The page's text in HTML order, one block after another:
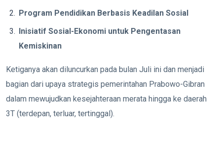
Program Pendidikan Berbasis Keadilan Sosial
Inisiatif Sosial-Ekonomi untuk Pengentasan
Kemiskinan
Ketiganya akan diluncurkan pada bulan Juli ini dan menjadi
bagian dari upaya strategis pemerintahan Prabowo-Gibran
dalam mewujudkan kesejahteraan merata hingga ke daerah
3T (terdepan, terluar, tertinggal).